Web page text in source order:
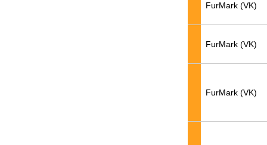
FurMark (VK)
FurMark (VK)
FurMark (VK)